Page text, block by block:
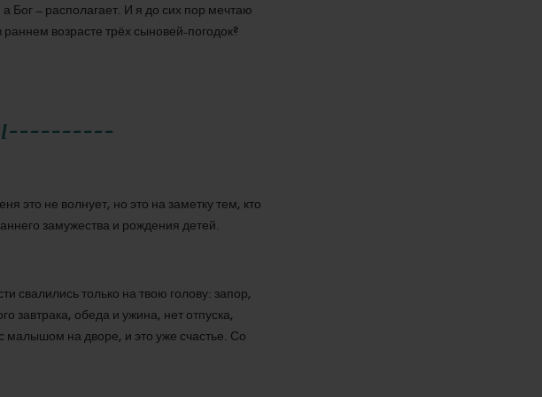
Бог – располагает. И я до сих пор мечтаю
возрасте трёх сыновей-погодок?
это не волнует, но это на заметку тем, кто
замужества и рождения детей.
свалились только на твою голову: запор,
завтрака, обеда и ужина, нет отпуска,
малышом на дворе, и это уже счастье. Со